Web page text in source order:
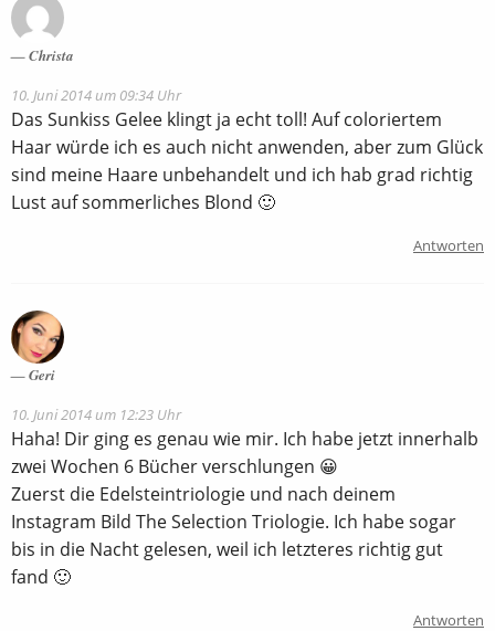
Christa
10. Juni 2014 um 09:34 Uhr
Das Sunkiss Gelee klingt ja echt toll! Auf coloriertem
Haar würde ich es auch nicht anwenden, aber zum Glück
sind meine Haare unbehandelt und ich hab grad richtig
Lust auf sommerliches Blond 🙂
Antworten
Geri
10. Juni 2014 um 12:23 Uhr
Haha! Dir ging es genau wie mir. Ich habe jetzt innerhalb
zwei Wochen 6 Bücher verschlungen 😀
Zuerst die Edelsteintriologie und nach deinem
Instagram Bild The Selection Triologie. Ich habe sogar
bis in die Nacht gelesen, weil ich letzteres richtig gut
fand 🙂
Antworten